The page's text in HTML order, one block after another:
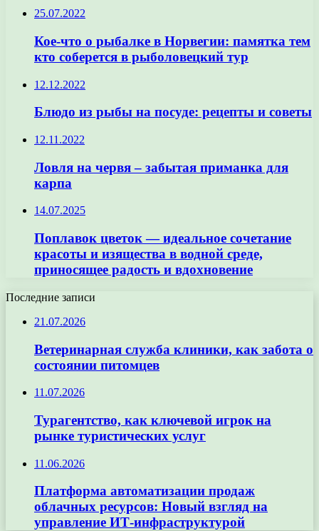
25.07.2022
Кое-что о рыбалке в Норвегии: памятка тем
кто соберется в рыболовецкий тур
12.12.2022
Блюдо из рыбы на посуде: рецепты и советы
12.11.2022
Ловля на червя – забытая приманка для
карпа
14.07.2025
Поплавок цветок — идеальное сочетание
красоты и изящества в водной среде,
приносящее радость и вдохновение
Последние записи
21.07.2026
Ветеринарная служба клиники, как забота о
состоянии питомцев
11.07.2026
Турагентство, как ключевой игрок на
рынке туристических услуг
11.06.2026
Платформа автоматизации продаж
облачных ресурсов: Новый взгляд на
управление ИТ-инфраструктурой